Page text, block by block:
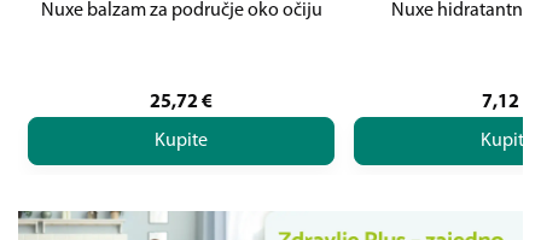
Nuxe balzam za područje oko očiju
25,72 €
Kupite
Nuxe hidratantni
7,12
Kupite